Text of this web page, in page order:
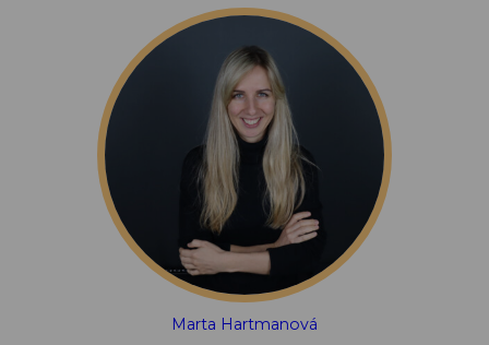
Marta Hartmanová